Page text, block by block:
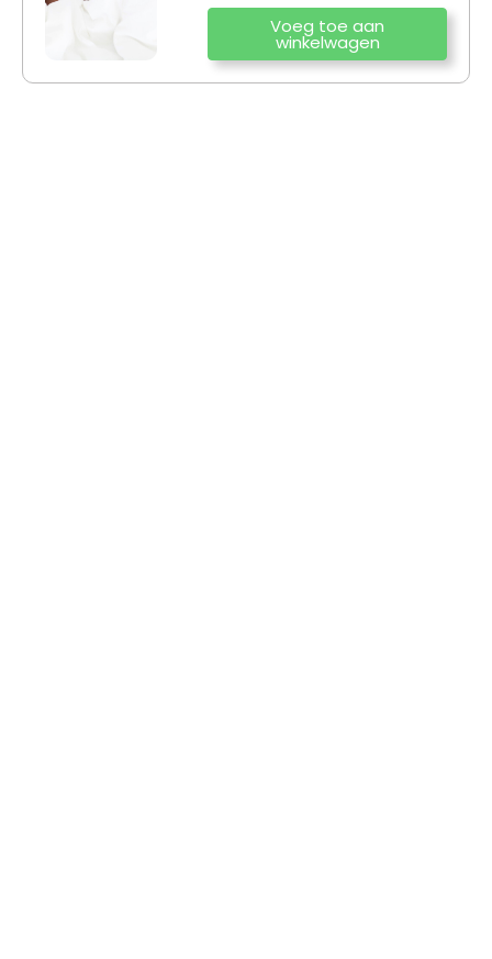
Voeg toe aan
winkelwagen